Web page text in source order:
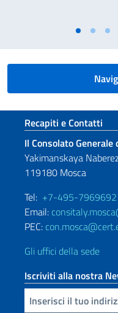
Sezione
Recapiti e Contatti
Il Consolato Generale
Yakimanskaya
119180 Mosca
Tel: +7-495-7969692
Email:
PEC:
Gli uffici della sede
Iscriviti alla nostra
Inserisci la tua email